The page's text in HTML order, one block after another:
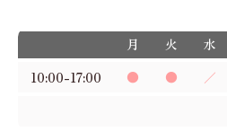
月 火 水
10:00-17:00
● ● ／